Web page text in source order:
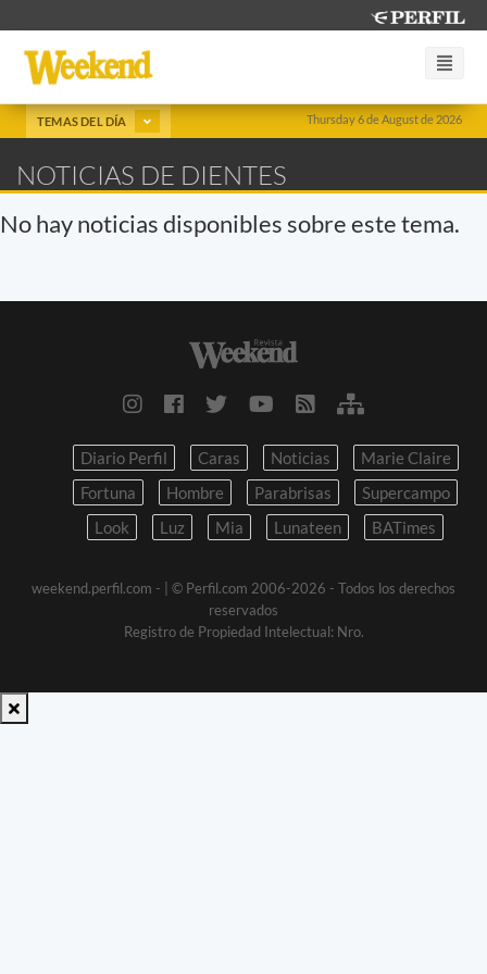
Thursday 6 de August de 2026
TEMAS DEL DÍA
NOTICIAS DE DIENTES
No hay noticias disponibles sobre este tema.
Diario Perfil Caras Noticias
Marie Claire
Fortuna
Hombre Parabrisas
Supercampo
Look
Luz Mia Lunateen BATimes
weekend.perfil.com -
| © Perfil.com 2006-2026 - Todos los derechos
reservados
Registro de Propiedad Intelectual: Nro.